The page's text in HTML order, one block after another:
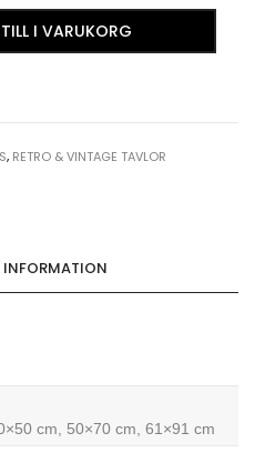
I VARUKORG
, RETRO & VINTAGE TAVLOR
INFORMATION
cm, 50×70 cm, 61×91 cm